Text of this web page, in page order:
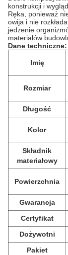
konstrukcji i
Ręka, ponieważ
owija i nie
jedzenie
materiałów
Dane techniczne:
Imię
Rozmiar
Długość
Kolor
Składnik
materiałowy
Powierzchnia
Gwarancja
Certyfikat
Dożywotni
Pakiet